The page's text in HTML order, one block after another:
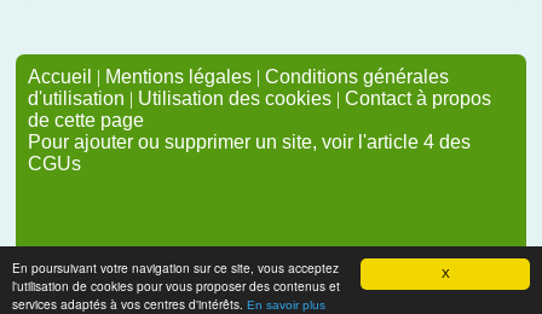
X
En poursuivant votre navigation sur ce site, vous acceptez
l'utilisation de cookies pour vous proposer des contenus et
services adaptés à vos centres d'intérêts. En savoir plus
Accueil | Mentions légales | Conditions générales
d'utilisation | Utilisation des cookies | Contact à propos
de cette page
Pour ajouter ou supprimer un site, voir l'article 4 des
CGUs